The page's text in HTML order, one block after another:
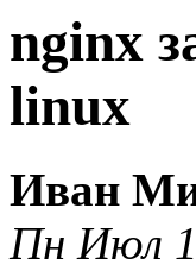
nginx
linux
Иван
Пн Июл